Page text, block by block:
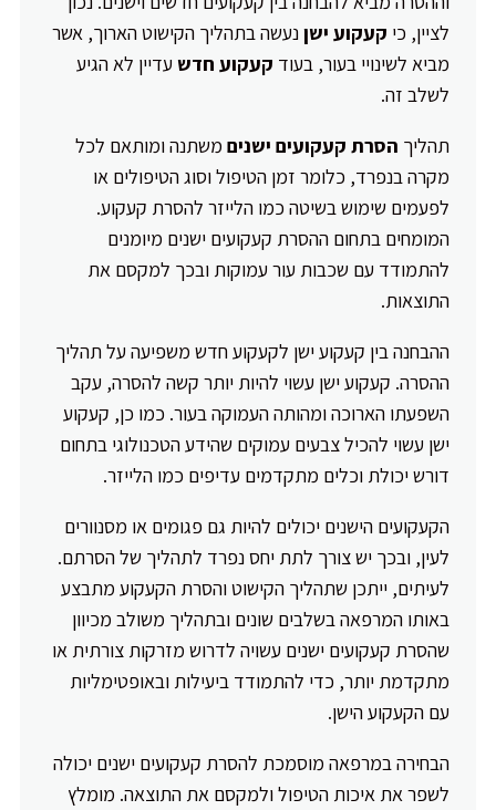
לציין, כי קעקוע ישןנעשה בתהליך הקישוט הארוך, אשר
מביא לשינויי בעור, בעוד קעקוע חדשעדיין לא הגיע
לשלב זה.
תהליך הסרת קעקועים ישניםמשתנה ומותאם לכל
מקרה בנפרד, כלומר זמן הטיפול וסוג הטיפולים או
לפעמים שימוש בשיטה כמו הלייזר להסרת קעקוע.
המומחים בתחום ההסרת קעקועים ישנים מיומנים
להתמודד עם שכבות עור עמוקות ובכך למקסם את
התוצאות.
ההבחנה בין קעקוע ישן לקעקוע חדש משפיעה על תהליך
ההסרה. קעקוע ישן עשוי להיות יותר קשה להסרה, עקב
השפעתו הארוכה ומהותה העמוקה בעור. כמו כן, קעקוע
ישן עשוי להכיל צבעים עמוקים שהידע הטכנולוגי בתחום
דורש יכולת וכלים מתקדמים עדיפים כמו הלייזר.
הקעקועים הישנים יכולים להיות גם פגומים או מסנוורים
לעין, ובכך יש צורך לתת יחס נפרד לתהליך של הסרתם.
לעיתים, ייתכן שתהליך הקישוט והסרת הקעקוע מתבצע
באותו המרפאה בשלבים שונים ובתהליך משולב מכיוון
שהסרת קעקועים ישנים עשויה לדרוש מזרקות צורתית או
מתקדמת יותר, כדי להתמודד ביעילות ובאופטימליות
עם הקעקוע הישן.
הבחירה במרפאה מוסמכת להסרת קעקועים ישנים יכולה
לשפר את איכות הטיפול ולמקסם את התוצאה. מומלץ